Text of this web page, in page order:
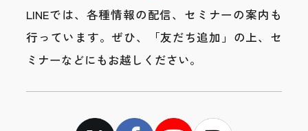
LINEでは、各種情報の配信、セミナーの案内も
行っています。 ぜひ、「友だち追加」の上、セ
ミナーなどにもお越しください。